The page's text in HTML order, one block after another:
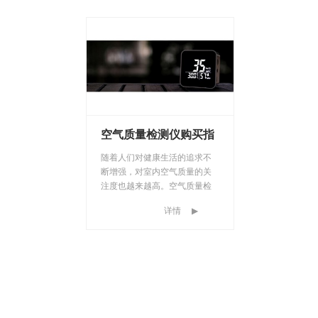
空气质量检测仪购买指
南
随着人们对健康生活的追求不
断增强，对室内空气质量的关
注度也越来越高。空气质量检
室内空气质量的设备，已经成
详情 ▶